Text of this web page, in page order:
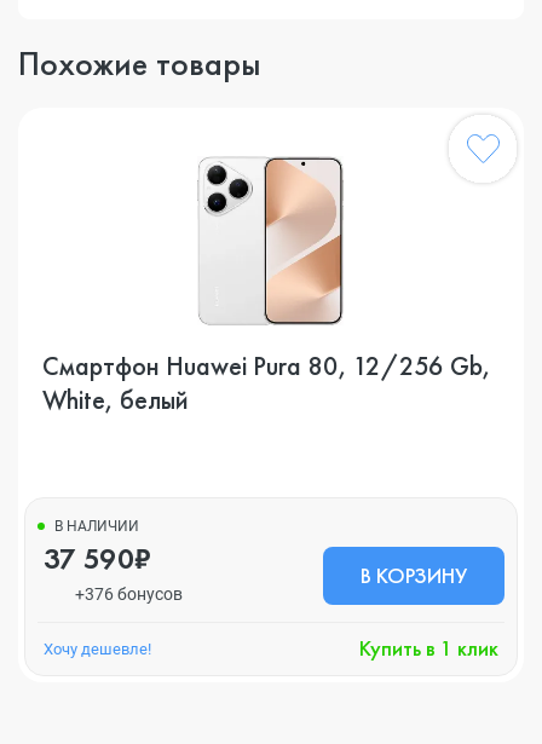
Похожие товары
Смартфон Huawei Pura 80, 12/256 Gb,
White, белый
В НАЛИЧИИ
37 590₽
+376 бонусов
В КОРЗИНУ
Хочу дешевле! Купить в 1 клик